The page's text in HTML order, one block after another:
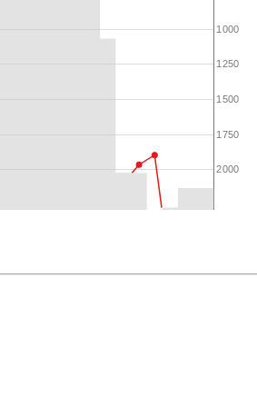
1000
1250
1500
1750
2000